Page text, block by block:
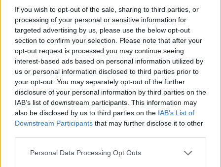
If you wish to opt-out of the sale, sharing to third parties, or
processing of your personal or sensitive information for
targeted advertising by us, please use the below opt-out
section to confirm your selection. Please note that after your
opt-out request is processed you may continue seeing
interest-based ads based on personal information utilized by
us or personal information disclosed to third parties prior to
your opt-out. You may separately opt-out of the further
disclosure of your personal information by third parties on the
IAB’s list of downstream participants. This information may
also be disclosed by us to third parties on the IAB’s List of
Downstream Participants that may further disclose it to other
Personal Data Processing Opt Outs
Przypomnijmy, że nawet wtedy, gdy opozycja
teoretycznie wyprzedzi aktualny rząd, system
jednomandatowych okręgów i konstrukcja ordynacji
nadal mogą działać na korzyść Fideszu. Ale trudno
ignorować problemy partii Orbána, w szczególności
słaby wynik wśród młodszych wyborców.